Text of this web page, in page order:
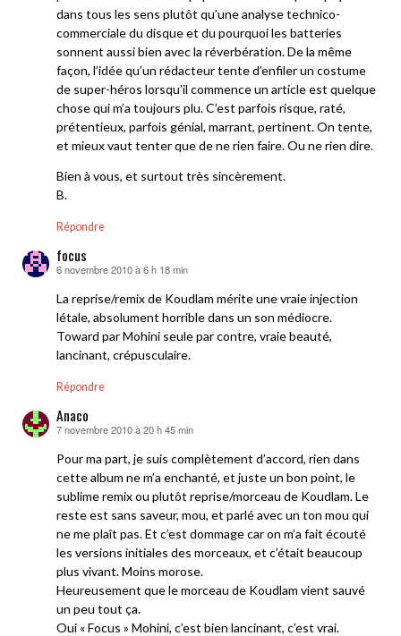
dans tous les sens plutôt qu’une analyse technico-
commerciale du disque et du pourquoi les batteries
sonnent aussi bien avec la réverbération. De la même
façon, l’idée qu’un rédacteur tente d’enfiler un costume
de super-héros lorsqu’il commence un article est quelque
chose qui m’a toujours plu. C’est parfois risque, raté,
prétentieux, parfois génial, marrant, pertinent. On tente,
et mieux vaut tenter que de ne rien faire. Ou ne rien dire.
Bien à vous, et surtout très sincèrement.
B.
Répondre
focus
dit :
6 novembre 2010 à 6 h 18 min
La reprise/remix de Koudlam mérite une vraie injection
létale, absolument horrible dans un son médiocre.
Toward par Mohini seule par contre, vraie beauté,
lancinant, crépusculaire.
Répondre
Anaco
dit :
7 novembre 2010 à 20 h 45 min
Pour ma part, je suis complètement d’accord, rien dans
cette album ne m’a enchanté, et juste un bon point, le
sublime remix ou plutôt reprise/morceau de Koudlam. Le
reste est sans saveur, mou, et parlé avec un ton mou qui
ne me plaît pas. Et c’est dommage car on m’a fait écouté
les versions initiales des morceaux, et c’était beaucoup
plus vivant. Moins morose.
Heureusement que le morceau de Koudlam vient sauvé
un peu tout ça.
Oui « Focus » Mohini, c’est bien lancinant, c’est vrai.